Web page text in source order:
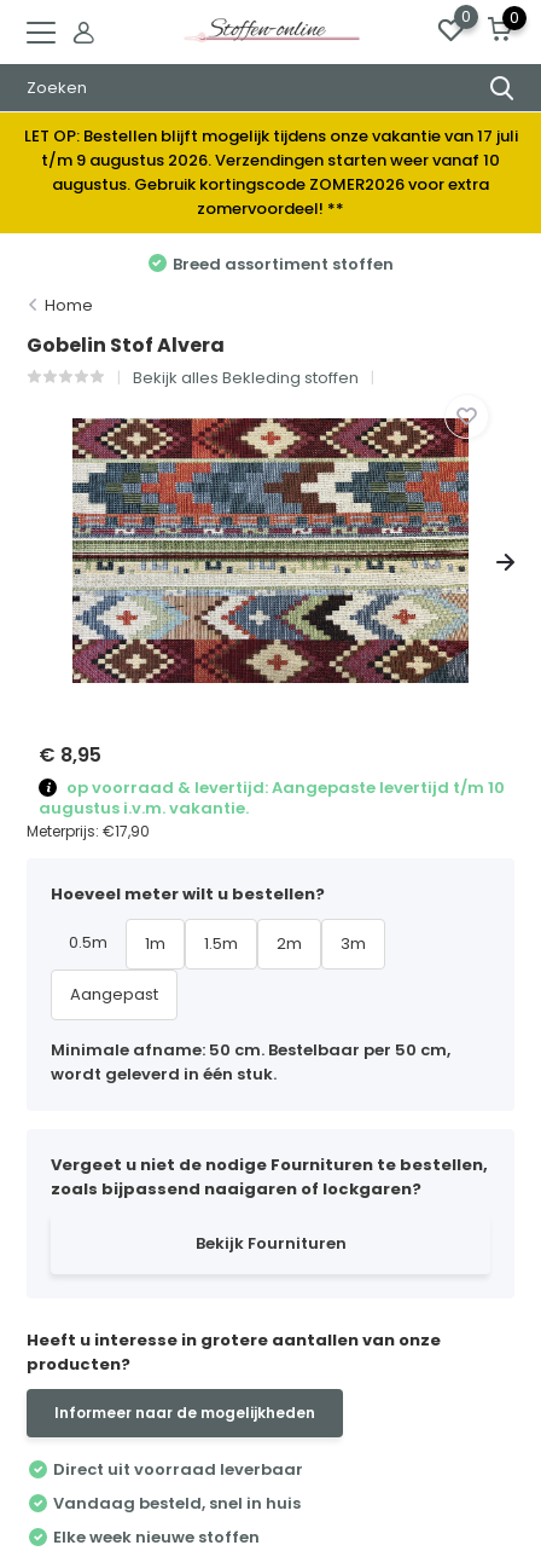
0 0
LET OP: Bestellen blijft mogelijk tijdens onze vakantie van 17 juli
t/m 9 augustus 2026. Verzendingen starten weer vanaf 10
augustus. Gebruik kortingscode ZOMER2026 voor extra
zomervoordeel! **
DIRECT UIT VOORRAAD
Home
Gobelin Stof Alvera
Bekijk alles Bekleding stoffen
€ 8,95
op voorraad & levertijd: Aangepaste levertijd t/m 10
augustus i.v.m. vakantie.
Meterprijs:€17,90
Hoeveel meter wilt u bestellen?
0.5m 1m 1.5m 2m 3m
Aangepast
Minimale afname: 50 cm. Bestelbaar per 50 cm,
wordt geleverd in één stuk.
Vergeet u niet de nodige Fournituren te bestellen,
zoals bijpassend naaigaren of lockgaren?
Bekijk Fournituren
Heeft u interesse in grotere aantallen van onze
producten?
Informeer naar de mogelijkheden
Direct uit voorraad leverbaar
Vandaag besteld, snel in huis
Elke week nieuwe stoffen